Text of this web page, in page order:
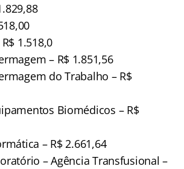
1.518,0
– R$ 1.851,56
do Trabalho – R$
Biomédicos – R$
– R$ 2.661,64
– Agência Transfusional –